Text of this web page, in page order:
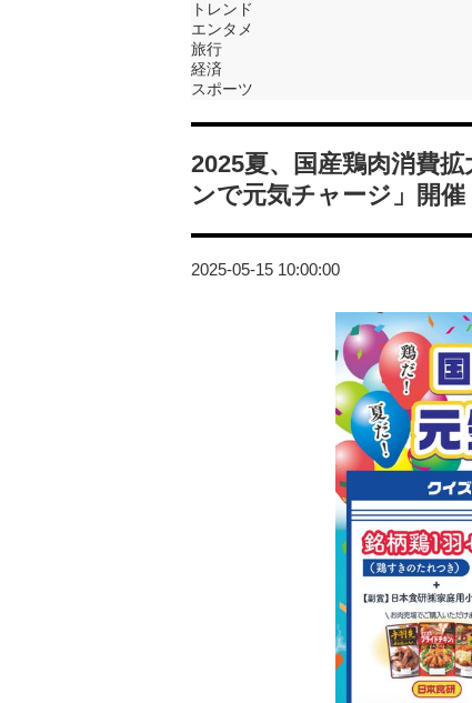
トレンド
エンタメ
旅行
経済
スポーツ
2025夏、国産鶏肉消費
ンで元気チャージ」開催
2025-05-15 10:00:00